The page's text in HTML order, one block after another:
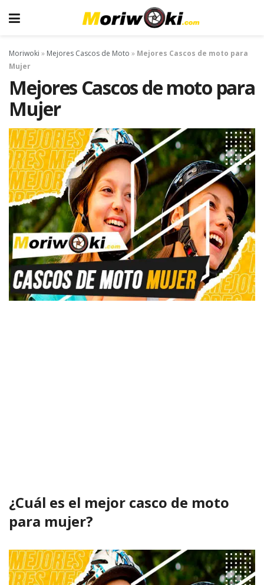
Moriwoki » Mejores Cascos de Moto » Mejores Cascos de moto para
Mujer
Mejores Cascos de moto para
Mujer
¿Cuál es el mejor casco de moto
para mujer?